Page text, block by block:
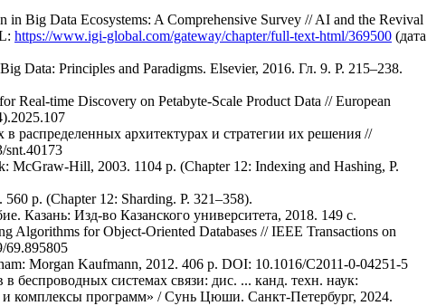
Big Data Ecosystems: A Comprehensive Survey // AI and the Revival
https://www.igi-global.com/gateway/chapter/full-text-html/369500 (дата
Data: Principles and Paradigms. Elsevier, 2016. Гл. 9. P. 215–238.
Real-time Discovery on Petabyte-Scale Product Data // European
архитектурах и стратегии их решения //
McGraw-Hill, 2003. 1104 p. (Chapter 12: Indexing and Hashing, P.
p. (Chapter 12: Sharding. P. 321–358).
Изд-во Казанского университета, 2018. 149 с.
Algorithms for Object-Oriented Databases // IEEE Transactions on
69.895805
Morgan Kaufmann, 2012. 406 p. DOI: 10.1016/C2011-0-04251-5
системах связи: дис. ... канд. техн. наук:
комплексы программ» / Сунь Цюши. Санкт-Петербург, 2024.